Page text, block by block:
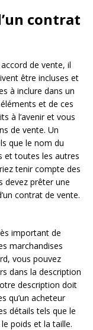
contrat
de vente, il
être incluses et
à inclure dans un
et de ces
à l’avenir et vous
de vente. Un
que le nom du
et toutes les autres
tenir compte des
devez prêter une
contrat de vente.
important de
marchandises
vous pouvez
dans la description
description doit
qu’un acheteur
détails tels que le
poids et la taille.